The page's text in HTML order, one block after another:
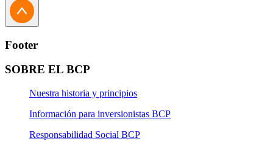
Footer
SOBRE EL BCP
Nuestra historia y principios
Información para inversionistas BCP
Responsabilidad Social BCP